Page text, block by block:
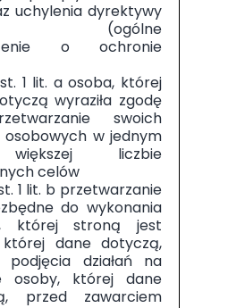
uchylenia dyrektywy
(ogólne
o ochronie
1 lit. a osoba, której
wyraziła zgodę
swoich
osobowych w jednym
liczbie
celów
1 lit. b przetwarzanie
do wykonania
której stroną jest
której dane dotyczą,
działań na
osoby, której dane
przed zawarciem